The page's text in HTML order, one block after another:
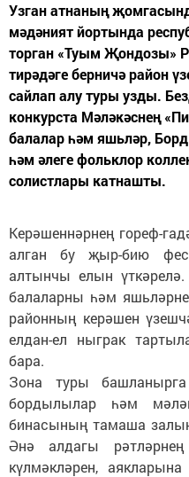
Узган атнаның
мәдәният йортында
торган «Туым Җондозы»
тирәдәге берничә район
сайлап алу туры узды.
конкурста Мәләкәснең
балалар һәм яшьләр,
һәм әлеге фольклор
солистлары катнашты.
Керәшеннәрнең гореф-
алган бу җыр-бию
алтынчы елын
балаларны һәм
районның керәшен
елдан-ел ныграк
бара.
Зона туры
бордылылар һәм
бинасының тамаша
Әнә алдагы
күлмәкләрен,